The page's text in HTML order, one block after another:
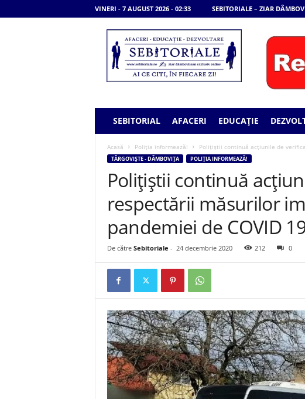
VINERI - 7 AUGUST 2026 - 02:33 SEBITORIALE – ZIAR
SEBITORIAL AFACERI EDUCAȚIE
Acasă Poliția informează! Polițiștii continuă acţiunile de
TÂRGOVIȘTE - DÂMBOVIȚA POLIȚIA INFORMEAZĂ!
Polițiștii continuă
respectării măsurilor
pandemiei de COVID
De către Sebitoriale - 24 decembrie 2020 212 0